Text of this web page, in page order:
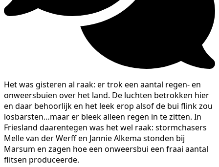
Het was gisteren al raak: er trok een aantal regen- en
onweersbuien over het land. De luchten betrokken hier
en daar behoorlijk en het leek erop alsof de bui flink zou
losbarsten…maar er bleek alleen regen in te zitten. In
Friesland daarentegen was het wel raak: stormchasers
Melle van der Werff en Jannie Alkema stonden bij
Marsum en zagen hoe een onweersbui een fraai aantal
flitsen produceerde.